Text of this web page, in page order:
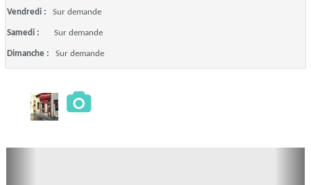
Vendredi : Sur demande
Samedi : Sur demande
Dimanche : Sur demande